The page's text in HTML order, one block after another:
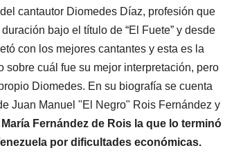
cantautor Diomedes Díaz, profesión que
bajo el título de “El Fuete” y desde
con los mejores cantantes y esta es la
sobre cuál fue su mejor interpretación, pero
Diomedes. En su biografía se cuenta
Juan Manuel "El Negro" Rois Fernández y
Fernández de Rois la que lo terminó
por dificultades económicas.